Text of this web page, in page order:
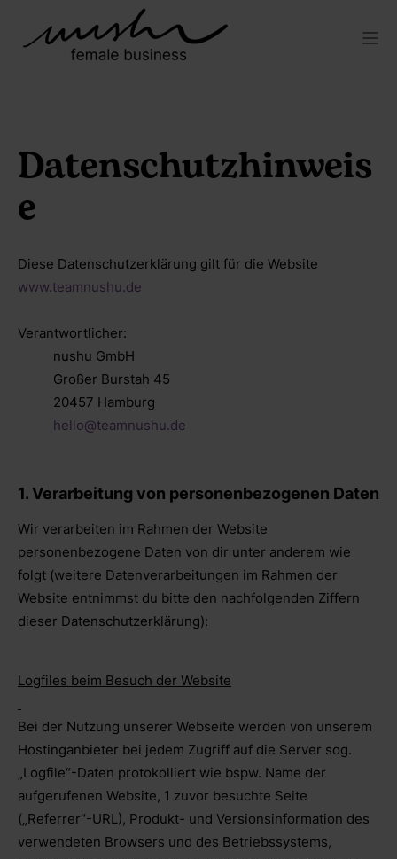
Datenschutzhinweis
e
Diese Datenschutzerklärung gilt für die Website
www.teamnushu.de
Verantwortlicher:
nushu GmbH
Großer Burstah 45
20457 Hamburg
hello@teamnushu.de
1. Verarbeitung von personenbezogenen Daten
Wir verarbeiten im Rahmen der Website
personenbezogene Daten von dir unter anderem wie
folgt (weitere Datenverarbeitungen im Rahmen der
Website entnimmst du bitte den nachfolgenden Ziffern
dieser Datenschutzerklärung):
Logfiles beim Besuch der Website
Bei der Nutzung unserer Webseite werden von unserem
Hostinganbieter bei jedem Zugriff auf die Server sog.
„Logfile“-Daten protokolliert wie bspw. Name der
aufgerufenen Website, 1 zuvor besuchte Seite
(„Referrer“-URL), Produkt- und Versionsinformation des
verwendeten Browsers und des Betriebssystems,